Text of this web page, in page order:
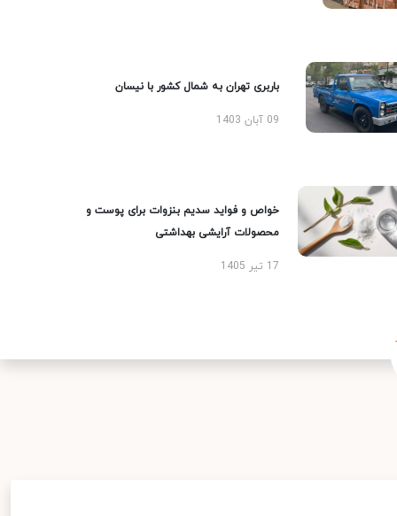
باربری تهران به شمال کشور با نیسان
09 آبان 1403
خواص و فواید سدیم بنزوات برای پوست و
محصولات آرایشی بهداشتی
17 تیر 1405